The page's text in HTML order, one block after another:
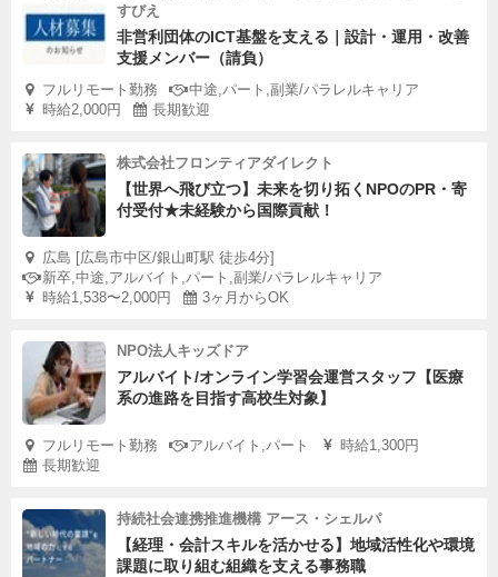
すびえ
非営利団体のICT基盤を支える｜設計・運用・改善
支援メンバー（請負）
フルリモート勤務
中途,パート,副業/パラレルキャリア
時給2,000円
長期歓迎
株式会社フロンティアダイレクト
【世界へ飛び立つ】未来を切り拓くNPOのPR・寄
付受付★未経験から国際貢献！
広島 [広島市中区/銀山町駅 徒歩4分]
新卒,中途,アルバイト,パート,副業/パラレルキャリア
時給1,538〜2,000円
3ヶ月からOK
NPO法人キッズドア
アルバイト/オンライン学習会運営スタッフ【医療
系の進路を目指す高校生対象】
フルリモート勤務 アルバイト,パート
時給1,300円
長期歓迎
持続社会連携推進機構 アース・シェルパ
【経理・会計スキルを活かせる】地域活性化や環境
課題に取り組む組織を支える事務職